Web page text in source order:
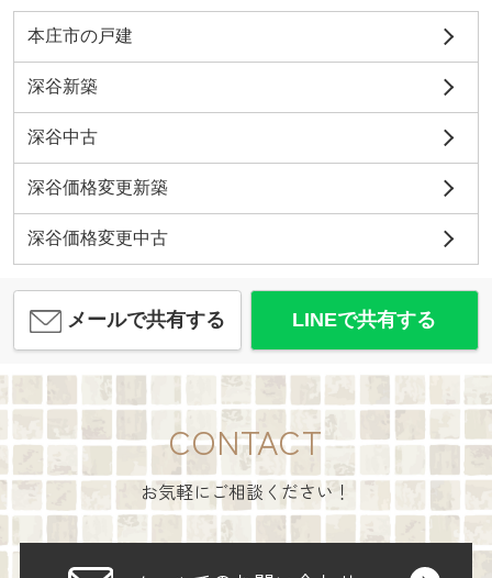
本庄市の戸建
深谷新築
深谷中古
深谷価格変更新築
深谷価格変更中古
メールで共有する LINEで共有する
CONTACT
お気軽にご相談ください！